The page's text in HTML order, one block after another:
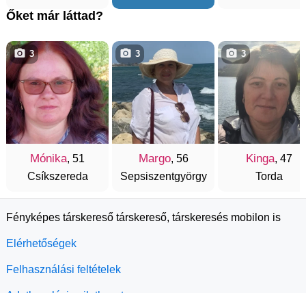
Őket már láttad?
Mónika, 51
Csíkszereda
3
Margo, 56
Sepsiszentgyörgy
3
Kinga, 47
Torda
3
Fényképes társkereső társkereső, társkeresés mobilon is
Elérhetőségek
Felhasználási feltételek